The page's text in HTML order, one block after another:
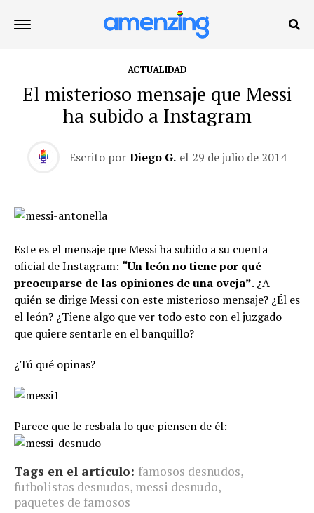
ACTUALIDAD
El misterioso mensaje que Messi
ha subido a Instagram
Escrito por Diego G. el 29 de julio de 2014
Este es el mensaje que Messi ha subido a su cuenta
oficial de Instagram: “Un león no tiene por qué
preocuparse de las opiniones de una oveja”. ¿A
quién se dirige Messi con este misterioso mensaje? ¿Él es
el león? ¿Tiene algo que ver todo esto con el juzgado
que quiere sentarle en el banquillo?
¿Tú qué opinas?
Parece que le resbala lo que piensen de él:
Tags en el artículo: famosos desnudos,
futbolistas desnudos, messi desnudo,
paquetes de famosos